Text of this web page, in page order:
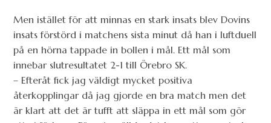
Men istället för att minnas en stark insats blev Dovins
insats förstörd i matchens sista minut då han i luftduell
på en hörna tappade in bollen i mål. Ett mål som
innebar slutresultatet 2-1 till Örebro SK.
– Efteråt fick jag väldigt mycket positiva
återkopplingar då jag gjorde en bra match men det
är klart att det är tufft att släppa in ett mål som gör